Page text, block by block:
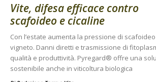
Vite, difesa efficace contro
scafoideo e cicaline
Con l’estate aumenta la pressione di
vigneto. Danni diretti e trasmissione di
qualità e produttività. Pyregard® offre una
sostenibile anche in viticoltura biologica